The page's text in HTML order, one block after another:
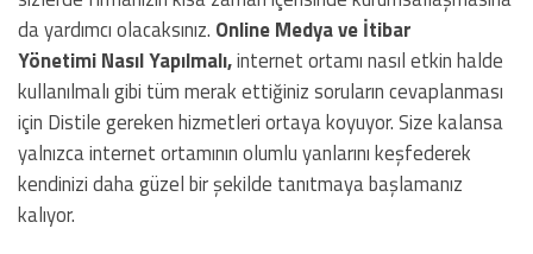
da yardımcı olacaksınız. Online Medya ve İtibar
Yönetimi Nasıl Yapılmalı,internet ortamı nasıl etkin halde
kullanılmalı gibi tüm merak ettiğiniz soruların cevaplanması
için Distile gereken hizmetleri ortaya koyuyor. Size kalansa
yalnızca internet ortamının olumlu yanlarını keşfederek
kendinizi daha güzel bir şekilde tanıtmaya başlamanız
kalıyor.